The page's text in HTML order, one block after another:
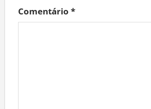
Comentário *